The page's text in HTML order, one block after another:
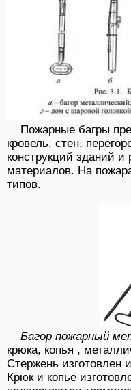
Пожарные багры
кровель, стен,
конструкций зданий и
материалов. На
типов.
Багор пожарный
крюка, копья ,
Стержень изготовлен
Крюк и копье